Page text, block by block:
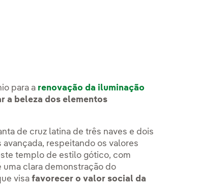
para a renovação da iluminação
em uma nova aba.
a beleza dos elementos
de cruz latina de três naves e dois
avançada, respeitando os valores
templo de estilo gótico, com
clara demonstração do
visafavorecer o valor social da